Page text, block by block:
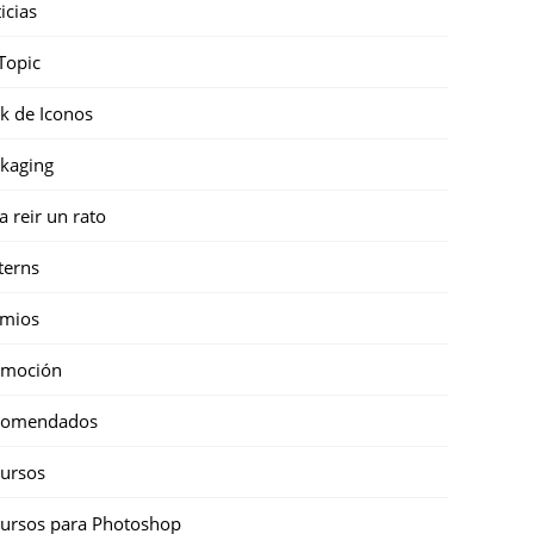
de Iconos
reir un rato
para Photoshop